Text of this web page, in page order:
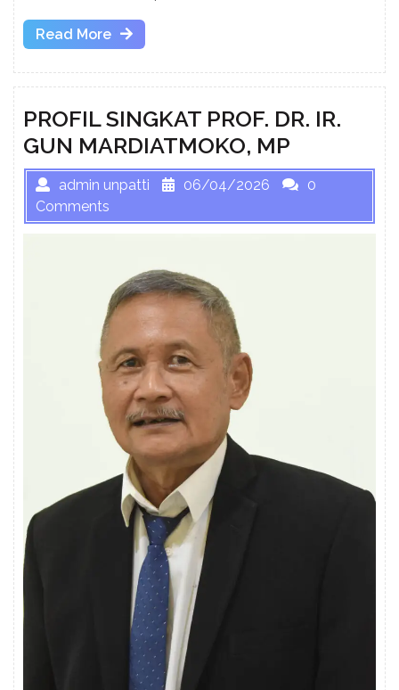
Read More
Read
More
PROFIL SINGKAT PROF. DR. IR.
GUN MARDIATMOKO, MP
admin unpatti 06/04/2026
0
Comments